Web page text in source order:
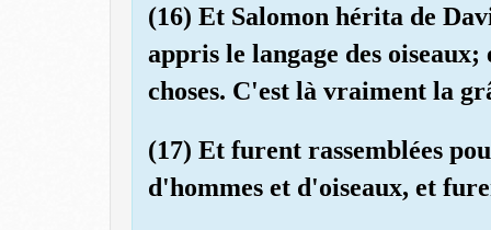
(16) Et Salomon hérita de
appris le langage des
choses. C'est là vraiment la
(17) Et furent rassemblées
d'hommes et d'oiseaux, et